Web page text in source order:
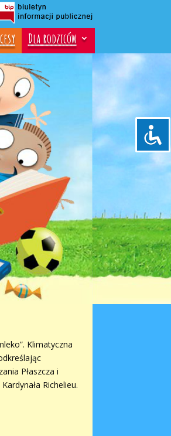
Dla rodziców
Klimatyczna
Płaszcza i
Richelieu.